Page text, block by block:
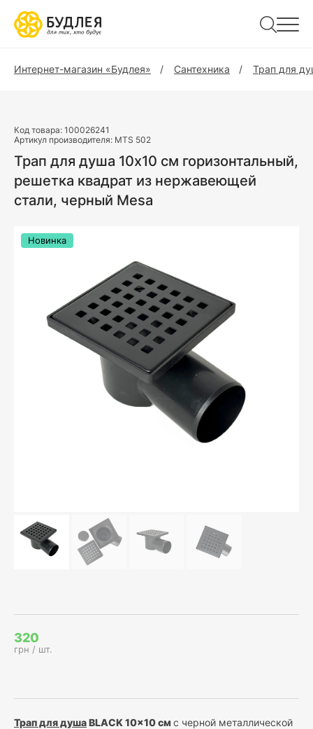
Интернет-магазин «Будлея» Сантехника Трап для
Новинка
Код товара: 100026241
Артикул производителя: MTS 502
Трап для душа 10х10 см горизонтальный,
решетка квадрат из нержавеющей
стали, черный Mesa
320
грн / шт.
Трап для душаBLACK 10x10см с черной металлической